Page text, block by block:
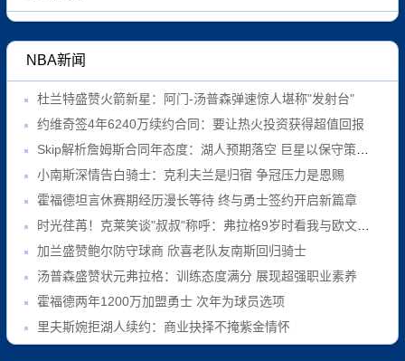
NBA新闻
杜兰特盛赞火箭新星：阿门-汤普森弹速惊人堪称"发射台"
约维奇签4年6240万续约合同：要让热火投资获得超值回报
Skip解析詹姆斯合同年态度：湖人预期落空 巨星以保守策略回应
小南斯深情告白骑士：克利夫兰是归宿 争冠压力是恩赐
霍福德坦言休赛期经历漫长等待 终与勇士签约开启新篇章
时光荏苒！克莱笑谈"叔叔"称呼：弗拉格9岁时看我与欧文总决赛对决
加兰盛赞鲍尔防守球商 欣喜老队友南斯回归骑士
汤普森盛赞状元弗拉格：训练态度满分 展现超强职业素养
霍福德两年1200万加盟勇士 次年为球员选项
里夫斯婉拒湖人续约：商业抉择不掩紫金情怀